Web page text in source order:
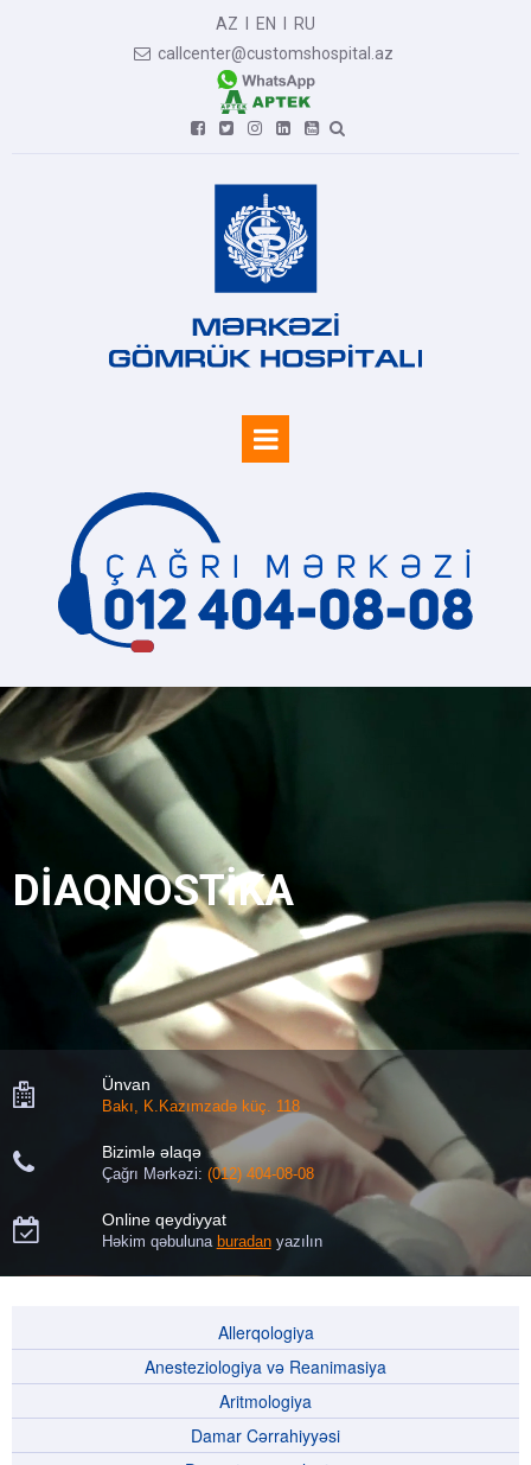
AZ EN RU
 callcenter@customshospital.az
     
DİAQNOSTİKA
 Ünvan
Bakı, K.Kazımzadə küç. 118
 Bizimlə əlaqə
Çağrı Mərkəzi: (012) 404-08-08
 Online qeydiyyat
Həkim qəbuluna buradanyazılın
Allerqologiya
Anesteziologiya və Reanimasiya
Aritmologiya
Damar Cərrahiyyəsi